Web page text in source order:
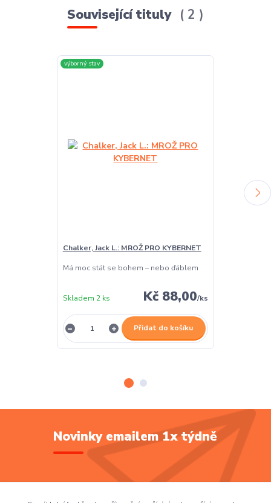
Související tituly 2
výborný stav
Chalker, Jack L.: MROŽ PRO KYBERNET
Má moc stát se bohem – nebo ďáblem
Kč 88,00/ks
Skladem 2 ks
Přidat do košíku
Novinky emailem 1x týdně